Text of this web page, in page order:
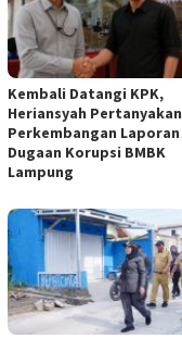
Kembali Datangi KPK,
Heriansyah Pertanyakan
Perkembangan Laporan
Dugaan Korupsi BMBK
Lampung